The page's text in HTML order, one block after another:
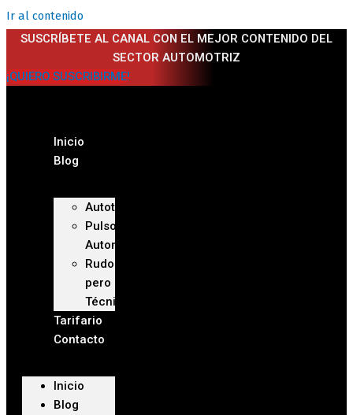
Ir al contenido
SUSCRÍBETE AL CANAL CON EL MEJOR CONTENIDO DEL
SECTOR AUTOMOTRIZ
¡QUIERO SUSCRIBIRME!
Inicio
Blog
Autoteca
Pulso
Automotriz
Rudo
pero
Técnico
Tarifario
Contacto
Inicio
Blog